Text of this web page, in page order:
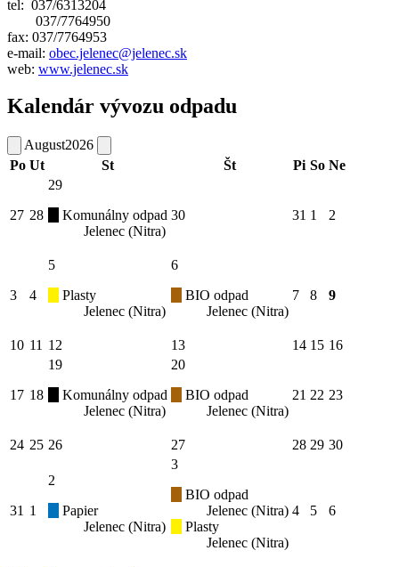
tel: 037/6313204
037/7764950
fax: 037/7764953
e-mail: obec.jelenec@jelenec.sk
web: www.jelenec.sk
Kalendár vývozu odpadu
August2026
Po Ut St Št Pi So Ne
27 28
29
Komunálny odpad
Jelenec (Nitra)
30 31 1 2
3 4
5
Plasty
Jelenec (Nitra)
6
BIO odpad
Jelenec (Nitra)
7 8 9
10 11 12 13 14 15 16
17 18
19
Komunálny odpad
Jelenec (Nitra)
20
BIO odpad
Jelenec (Nitra)
21 22 23
24 25 26 27 28 29 30
31 1
2
Papier
Jelenec (Nitra)
3
BIO odpad
Jelenec (Nitra)
Plasty
Jelenec (Nitra)
4 5 6